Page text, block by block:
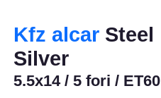
Kfz alcar Steel
Silver
5.5x14 / 5 fori / ET60